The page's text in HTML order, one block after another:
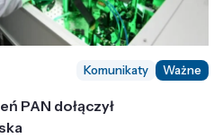
Komunikaty Ważne
PAN dołączył